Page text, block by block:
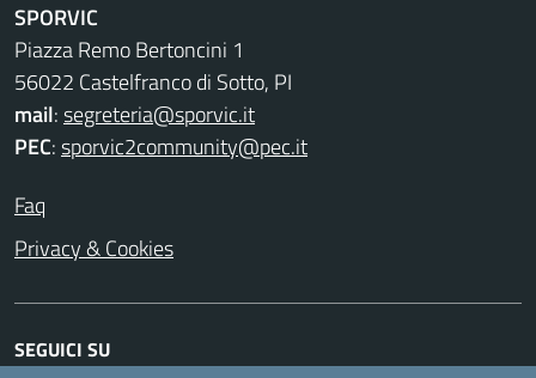
SPORVIC
Piazza Remo Bertoncini 1
56022 Castelfranco di Sotto, PI
mail:segreteria@sporvic.it
PEC:sporvic2community@pec.it
Faq
Privacy & Cookies
SEGUICI SU